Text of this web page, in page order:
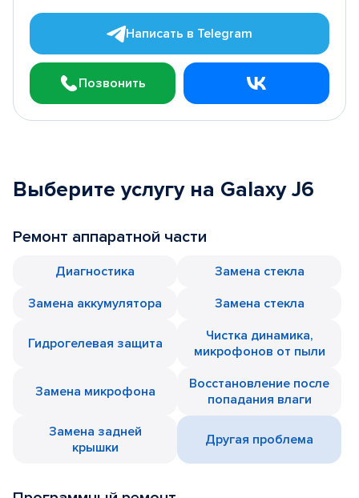
Написать в Telegram
Позвонить
Выберите услугу на Galaxy J6
Ремонт аппаратной части
Диагностика
Замена стекла
Замена аккумулятора
Замена стекла
Гидрогелевая защита
Чистка динамика,
микрофонов от пыли
Замена микрофона
Восстановление после
попадания влаги
Замена задней
крышки
Другая проблема